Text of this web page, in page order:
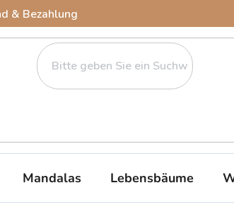
& Bezahlung
Mandalas Lebensbäume